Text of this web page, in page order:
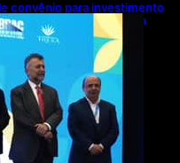
convênio para investimento
exportações de cachaça